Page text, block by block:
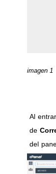
imagen 1
Al
de
del